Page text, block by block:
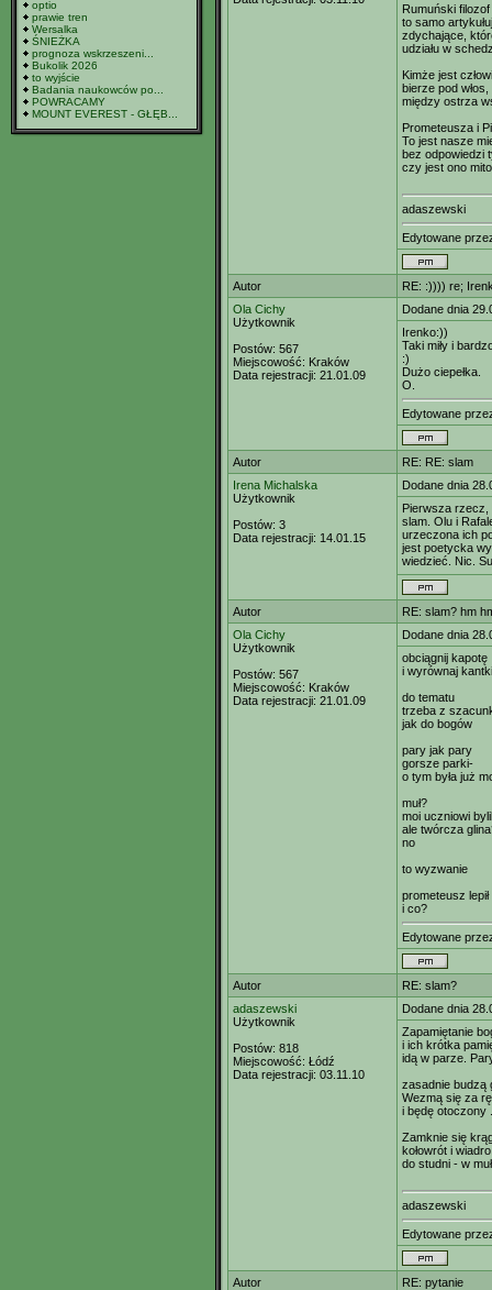
optio
prawie tren
Wersalka
ŚNIEŻKA
prognoza wskrzeszeni...
Bukolik 2026
to wyjście
Badania naukowców po...
POWRACAMY
MOUNT EVEREST - GŁĘB...
Rumuński
to samo
zdychające,
udziału w
Kimże jest
bierze pod
między ostrza
Prometeusza i
To jest nasze
bez odpowiedzi
czy jest ono
adaszewski
Edytowane
Autor
RE: :)))) re;
Ola Cichy
Użytkownik
Postów: 567
Miejscowość: Kraków
Data rejestracji: 21.01.09
Dodane dnia
Irenko:))
Taki miły i
:)
Dużo ciepełka.
O.
Edytowane
Autor
RE: RE: slam
Irena Michalska
Użytkownik
Postów: 3
Data rejestracji: 14.01.15
Dodane dnia
Pierwsza rzecz,
slam. Olu i
urzeczona ich
jest poetycka
wiedzieć. Nic.
Autor
RE: slam? hm
Ola Cichy
Użytkownik
Postów: 567
Miejscowość: Kraków
Data rejestracji: 21.01.09
Dodane dnia
obciągnij kapotę
i wyrównaj kantki
do tematu
trzeba z
jak do bogów
pary jak pary
gorsze parki-
o tym była już
muł?
moi uczniowi
ale twórcza
no
to wyzwanie
prometeusz lepił
i co?
Edytowane
Autor
RE: slam?
adaszewski
Użytkownik
Postów: 818
Miejscowość: Łódź
Data rejestracji: 03.11.10
Dodane dnia
Zapamiętanie
i ich krótka
idą w parze.
zasadnie budzą
Wezmą się za
i będę otoczony
Zamknie się
kołowrót i
do studni - w
adaszewski
Edytowane
Autor
RE: pytanie